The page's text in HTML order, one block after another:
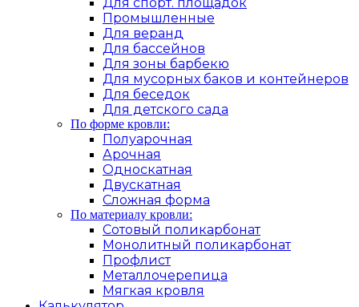
Промышленные
Для веранд
Для бассейнов
Для зоны барбекю
Для мусорных баков и контейнеров
Для беседок
Для детского сада
По форме кровли:
Полуарочная
Арочная
Односкатная
Двускатная
Сложная форма
По материалу кровли:
Сотовый поликарбонат
Монолитный поликарбонат
Профлист
Металлочерепица
Мягкая кровля